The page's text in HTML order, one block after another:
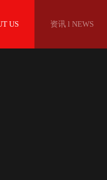
US 资讯 l NEWS